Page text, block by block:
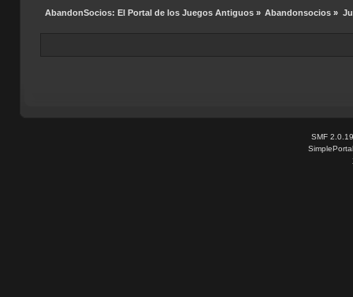
AbandonSocios: El Portal de los Juegos Antiguos» Abandonsocios »
SMF 2.0.19